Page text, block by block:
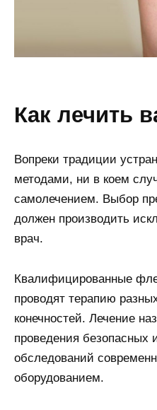
как лечить
Вопреки традиции
методами, ни в коем
самолечением. Выбор
должен производить
врач.
Квалифицированные
проводят терапию
конечностей. Лечение
проведения безопасных
обследований
оборудованием.